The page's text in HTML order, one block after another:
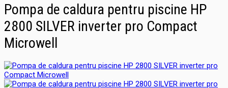
Pompa de caldura pentru piscine HP
2800 SILVER inverter pro Compact
Microwell